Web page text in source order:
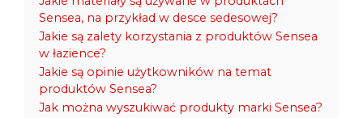
Sensea, na przykład w desce sedesowej?
Jakie są zalety korzystania z produktów Sensea
w łazience?
Jakie są opinie użytkowników na temat
produktów Sensea?
Jak można wyszukiwać produkty marki Sensea?